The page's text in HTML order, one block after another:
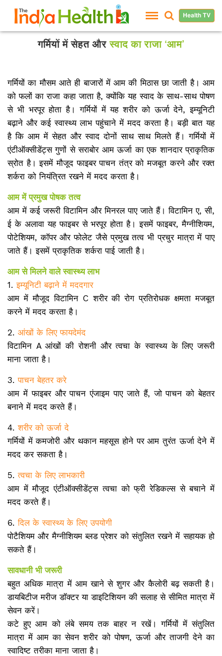
Health TV
गर्मियों में सेहत औरस्वाद का राजा ‘आम’
गर्मियों का मौसम आते ही बाजारों में आम की मिठास छा जाती है। आम
को फलों का राजा कहा जाता है, क्योंकि यह स्वाद के साथ-साथ पोषण
से भी भरपूर होता है। गर्मियों में यह शरीर को ऊर्जा देने, इम्यूनिटी
बढ़ाने और कई स्वास्थ्य लाभ पहुंचाने में मदद करता है। बड़ी बात यह
है कि आम में सेहत और स्वाद दोनों साथ साथ मिलते हैं। गर्मियों में
एंटीऑक्सीडेंट्स गुणों से सराबोर आम ऊर्जा का एक शानदार प्राकृतिक
स्रोत है। इसमें मौजूद फाइबर पाचन तंत्र को मजबूत करने और रक्त
शर्करा को नियंत्रित रखने में मदद करता है।
आम में प्रमुख पोषक तत्व
आम में कई जरूरी विटामिन और मिनरल पाए जाते हैं। विटामिन ए, सी,
ई के अलावा यह फाइबर से भरपूर होता है। इसमें फाइबर, मैग्नीशियम,
पोटेशियम, कॉपर और फोलेट जैसे प्रमुख तत्व भी प्रचुर मात्रा में पाए
जाते हैं। इसमें प्राकृतिक शर्करा पाई जाती है।
आम से मिलने वाले स्वास्थ्य लाभ
1. इम्यूनिटी बढ़ाने में मददगार
आम में मौजूद विटामिन C शरीर की रोग प्रतिरोधक क्षमता मजबूत
करने में मदद करता है।
2. आंखों के लिए फायदेमंद
विटामिन A आंखों की रोशनी और त्वचा के स्वास्थ्य के लिए जरूरी
माना जाता है।
3.पाचन बेहतर करे
आम में फाइबर और पाचन एंजाइम पाए जाते हैं, जो पाचन को बेहतर
बनाने में मदद करते हैं।
4.शरीर को ऊर्जा दे
गर्मियों में कमजोरी और थकान महसूस होने पर आम तुरंत ऊर्जा देने में
मदद कर सकता है।
5. त्वचा के लिए लाभकारी
आम में मौजूद एंटीऑक्सीडेंट्स त्वचा को फ्री रेडिकल्स से बचाने में
मदद करते हैं।
6.दिल के स्वास्थ्य के लिए उपयोगी
पोटैशियम और मैग्नीशियम ब्लड प्रेशर को संतुलित रखने में सहायक हो
सकते हैं।
सावधानी भी जरूरी
बहुत अधिक मात्रा में आम खाने से शुगर और कैलोरी बढ़ सकती है।
डायबिटीज मरीज डॉक्टर या डाइटिशियन की सलाह से सीमित मात्रा में
सेवन करें।
कटे हुए आम को लंबे समय तक बाहर न रखें। गर्मियों में संतुलित
मात्रा में आम का सेवन शरीर को पोषण, ऊर्जा और ताजगी देने का
स्वादिष्ट तरीका माना जाता है।